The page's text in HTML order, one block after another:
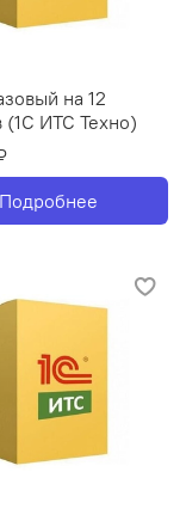
на 12
(1С ИТС Техно)
Подробнее